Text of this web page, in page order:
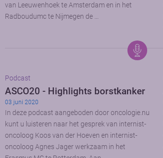
van Leeuwenhoek te Amsterdam en in het
Radboudumc te Nijmegen de …
Podcast
ASCO20 - Highlights borstkanker
03 juni 2020
In deze podcast aangeboden door oncologie.nu
kunt u luisteren naar het gesprek van internist-
oncoloog Koos van der Hoeven en internist-
oncoloog Agnes Jager werkzaam in het